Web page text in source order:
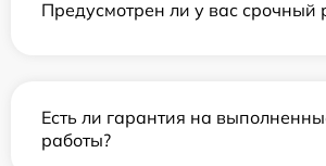
Предусмотрен ли у вас срочный
Есть ли гарантия на
работы?